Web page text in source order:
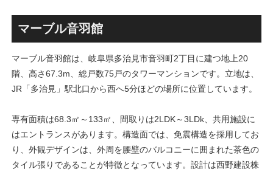
テル温浴棟」2026年夏時点建
設状況！！天然温泉のほか子
育て・ペット関連の複合施設
区名称は「Kubota field（クボ
マーブル音羽館
マーブル音羽館は、岐阜県多治見市音羽町2丁目に建つ地上20
階、高さ67.3m、総戸数75戸のタワーマンションです。立地は、
JR「多治見」駅北口から西へ5分ほどの場所に位置しています。
専有面積は68.3㎡～133㎡、間取りは2LDK～3LDk、共用施設に
はエントランスがあります。構造面では、免震構造を採用してお
り、外観デザインは、外周を腰壁のバルコニーに囲まれた茶色の
タイル張りであることが特徴となっています。設計は西野建設株